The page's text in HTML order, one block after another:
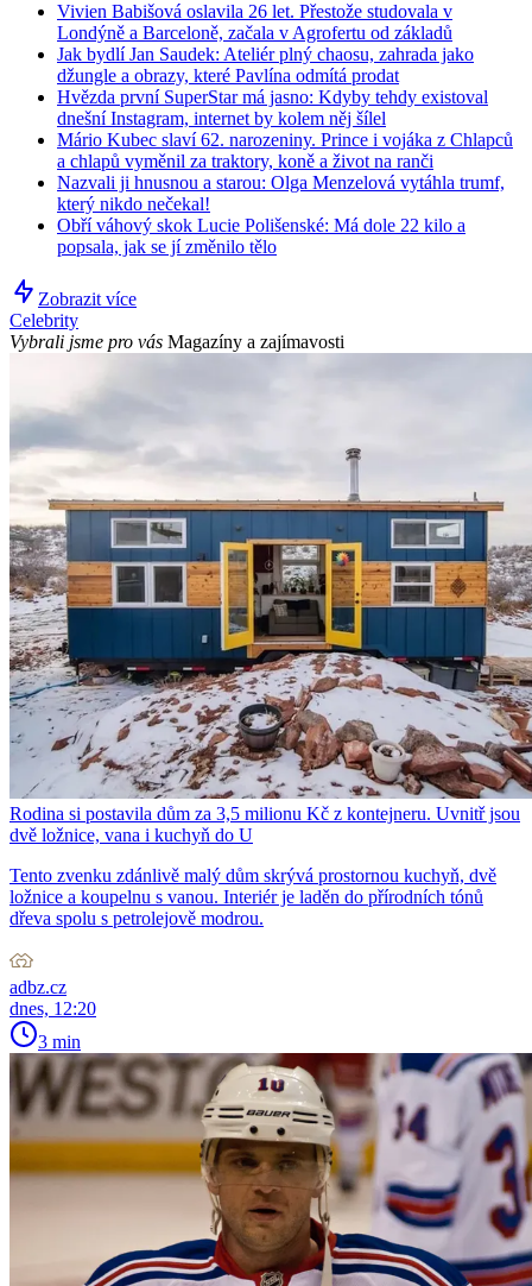
Vivien Babišová oslavila 26 let. Přestože studovala v
Londýně a Barceloně, začala v Agrofertu od základů
Jak bydlí Jan Saudek: Ateliér plný chaosu, zahrada jako
džungle a obrazy, které Pavlína odmítá prodat
Hvězda první SuperStar má jasno: Kdyby tehdy existoval
dnešní Instagram, internet by kolem něj šílel
Mário Kubec slaví 62. narozeniny. Prince i vojáka z Chlapců
a chlapů vyměnil za traktory, koně a život na ranči
Nazvali ji hnusnou a starou: Olga Menzelová vytáhla trumf,
který nikdo nečekal!
Obří váhový skok Lucie Polišenské: Má dole 22 kilo a
popsala, jak se jí změnilo tělo
Zobrazit více
Celebrity
Vybrali jsme pro vás Magazíny a zajímavosti
Rodina si postavila dům za 3,5 milionu Kč z kontejneru. Uvnitř jsou
dvě ložnice, vana i kuchyň do U
Tento zvenku zdánlivě malý dům skrývá prostornou kuchyň, dvě
ložnice a koupelnu s vanou. Interiér je laděn do přírodních tónů
dřeva spolu s petrolejově modrou.
adbz.cz
dnes, 12:20
3 min